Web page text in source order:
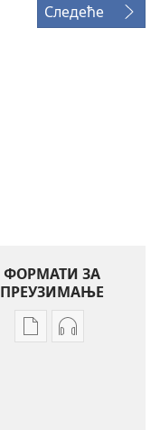
Следеће
ФОРМАТИ ЗА
ПРЕУЗИМАЊЕ
ФорматиФормати